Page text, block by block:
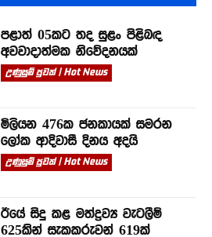
පළාත් 05කට තද සුළං පිළිබඳ
අවවාදාත්මක නිවේදනයක්
උණුසුම් පුවත් | Hot News
මිලියන 476ක ජනකායක් සමරන
ලෝක ආදිවාසී දිනය අදයි
උණුසුම් පුවත් | Hot News
ඊයේ සිදු කළ මත්ද්‍රව්‍ය වැටලීම්
625කින් සැකකරුවන් 619ක්